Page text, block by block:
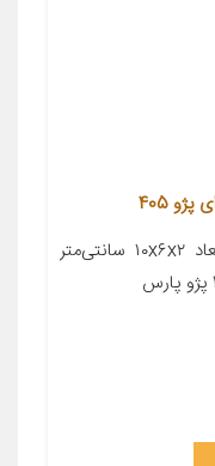
معرفی محصول جزئیات محصول ابعاد ۱۰x۶x۲ سانتی‌متر